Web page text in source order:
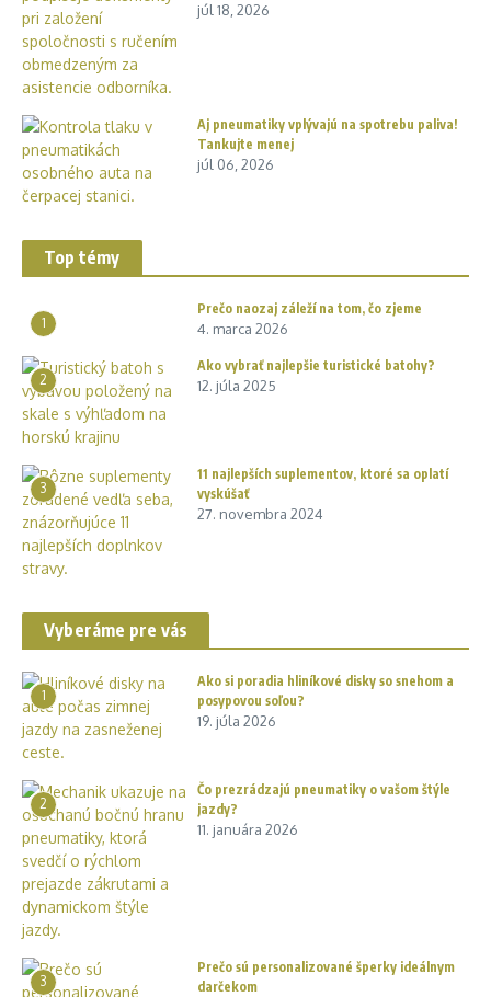
júl 18, 2026
Aj pneumatiky vplývajú na spotrebu paliva!
Tankujte menej
júl 06, 2026
Top témy
1
Prečo naozaj záleží na tom, čo zjeme
4. marca 2026
2
Ako vybrať najlepšie turistické batohy?
12. júla 2025
3
11 najlepších suplementov, ktoré sa oplatí
vyskúšať
27. novembra 2024
Vyberáme pre vás
1
Ako si poradia hliníkové disky so snehom a
posypovou soľou?
19. júla 2026
2
Čo prezrádzajú pneumatiky o vašom štýle
jazdy?
11. januára 2026
3
Prečo sú personalizované šperky ideálnym
darčekom